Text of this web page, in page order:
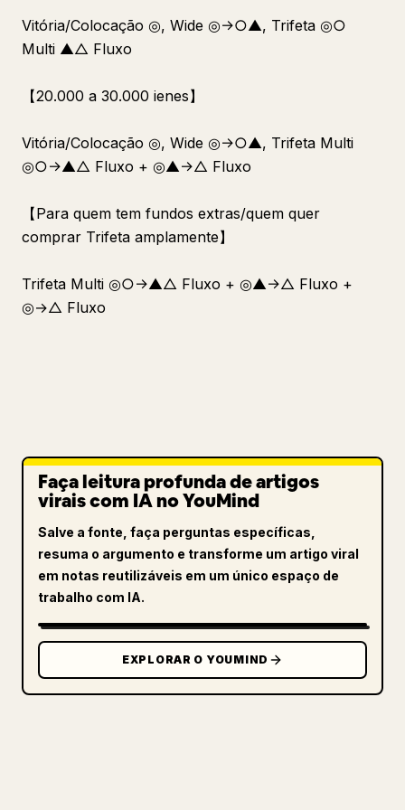
Vitória/Colocação ◎, Wide ◎→○▲, Trifeta ◎○
Multi ▲△ Fluxo
【20.000 a 30.000 ienes】
Vitória/Colocação ◎, Wide ◎→○▲, Trifeta Multi
◎○→▲△ Fluxo + ◎▲→△ Fluxo
【Para quem tem fundos extras/quem quer
comprar Trifeta amplamente】
Trifeta Multi ◎○→▲△ Fluxo + ◎▲→△ Fluxo +
◎→△ Fluxo
Faça leitura profunda de artigos
virais com IA no YouMind
Salve a fonte, faça perguntas específicas,
resuma o argumento e transforme um artigo viral
em notas reutilizáveis em um único espaço de
trabalho com IA.
EXPLORAR O YOUMIND